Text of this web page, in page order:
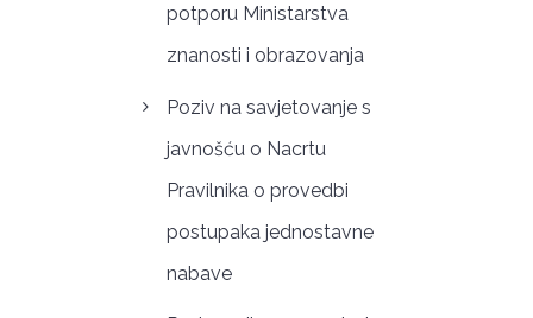
potporu Ministarstva
znanosti i obrazovanja
Poziv na savjetovanje s
javnošću o Nacrtu
Pravilnika o provedbi
postupaka jednostavne
nabave